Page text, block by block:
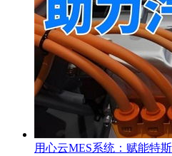
用心云MES系统：赋能特